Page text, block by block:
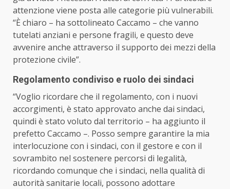
attenzione viene posta alle categorie più vulnerabili.
“È chiaro – ha sottolineato Caccamo – che vanno
tutelati anziani e persone fragili, e questo deve
avvenire anche attraverso il supporto dei mezzi della
protezione civile”.
Regolamento condiviso e ruolo dei sindaci
“Voglio ricordare che il regolamento, con i nuovi
accorgimenti, è stato approvato anche dai sindaci,
quindi è stato voluto dal territorio – ha aggiunto il
prefetto Caccamo –. Posso sempre garantire la mia
interlocuzione con i sindaci, con il gestore e con il
sovrambito nel sostenere percorsi di legalità,
ricordando comunque che i sindaci, nella qualità di
autorità sanitarie locali, possono adottare